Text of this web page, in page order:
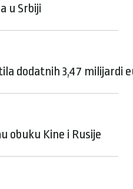
u Srbiji
dodatnih 3,47 milijardi
obuku Kine i Rusije